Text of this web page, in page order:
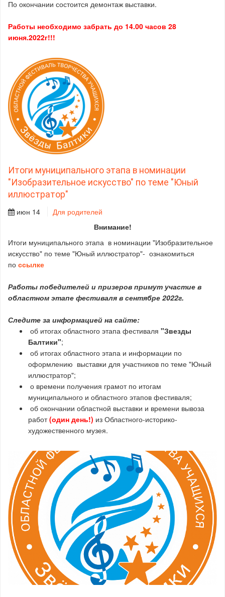
По окончании состоится демонтаж выставки.
Работы необходимо забрать до 14.00 часов 28
июня.2022г!!!
Итоги муниципального этапа в номинации
"Изобразительное искусство" по теме "Юный
иллюстратор"
июн 14
Для родителей
Внимание!
Итоги муниципального этапа в номинации "Изобразительное
искусство" по теме "Юный иллюстратор"- ознакомиться
по ссылке
Работы победителей и призеров примут участие в
областном этапе фестиваля в сентябре 2022г.
Следите за информацией на сайте:
об итогах областного этапа фестиваля "Звезды
Балтики";
об итогах областного этапа и информации по
оформлению выставки для участников по теме "Юный
иллюстратор";
о времени получения грамот по итогам
муниципального и областного этапов фестиваля;
об окончании областной выставки и времени вывоза
работ(один день!) из Областного-историко-
художественного музея.